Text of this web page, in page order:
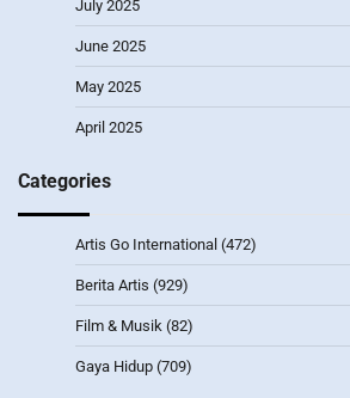
July 2025
June 2025
May 2025
April 2025
Categories
Artis Go International (472)
Berita Artis (929)
Film & Musik (82)
Gaya Hidup (709)